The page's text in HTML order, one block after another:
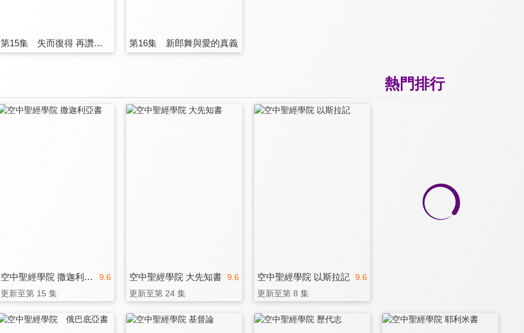
第15集 失而復得 再讚佳偶 第16集 新郎舞與愛的真義
熱門排行
9.6
空中聖經學院 撒迦利亞書
更新至第 15 集
9.6
空中聖經學院 大先知書
更新至第 24 集
9.6
空中聖經學院 以斯拉記
更新至第 8 集